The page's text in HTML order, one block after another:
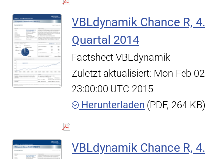
VBLdynamik Chance R, 4.
Quartal 2014
Factsheet VBLdynamik
Zuletzt aktualisiert: Mon Feb 02
23:00:00 UTC 2015
Herunterladen (PDF, 264 KB)
VBLdynamik Chance R, 4.